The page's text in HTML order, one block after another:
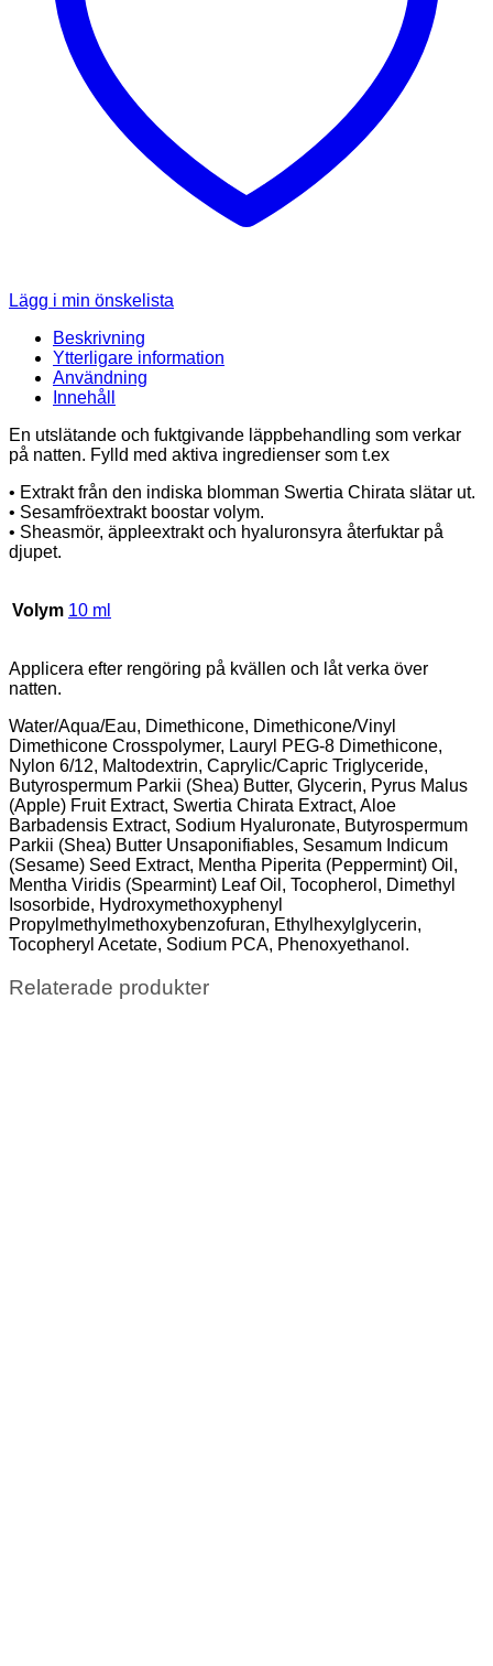
Lägg i min önskelista
Beskrivning
Ytterligare information
Användning
Innehåll
En utslätande och fuktgivande läppbehandling som verkar
på natten. Fylld med aktiva ingredienser som t.ex
• Extrakt från den indiska blomman Swertia Chirata slätar ut.
• Sesamfröextrakt boostar volym.
• Sheasmör, äppleextrakt och hyaluronsyra återfuktar på
djupet.
Volym 10 ml
Applicera efter rengöring på kvällen och låt verka över
natten.
Water/Aqua/Eau, Dimethicone, Dimethicone/Vinyl
Dimethicone Crosspolymer, Lauryl PEG-8 Dimethicone,
Nylon 6/12, Maltodextrin, Caprylic/Capric Triglyceride,
Butyrospermum Parkii (Shea) Butter, Glycerin, Pyrus Malus
(Apple) Fruit Extract, Swertia Chirata Extract, Aloe
Barbadensis Extract, Sodium Hyaluronate, Butyrospermum
Parkii (Shea) Butter Unsaponifiables, Sesamum Indicum
(Sesame) Seed Extract, Mentha Piperita (Peppermint) Oil,
Mentha Viridis (Spearmint) Leaf Oil, Tocopherol, Dimethyl
Isosorbide, Hydroxymethoxyphenyl
Propylmethylmethoxybenzofuran, Ethylhexylglycerin,
Tocopheryl Acetate, Sodium PCA, Phenoxyethanol.
Relaterade produkter